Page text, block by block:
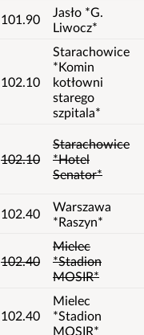
101.90
Jasło *G.
Liwocz*
102.10
Starachowice
*Komin
kotłowni
starego
szpitala*
102.10
Starachowice
*Hotel
Senator*
102.40
Warszawa
*Raszyn*
102.40
Mielec
*Stadion
MOSIR*
102.40
Mielec
*Stadion
MOSIR*